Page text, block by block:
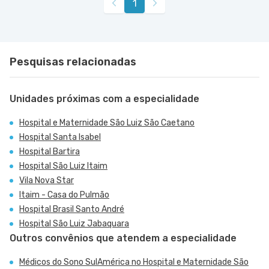
1
Pesquisas relacionadas
Unidades próximas com a especialidade
Hospital e Maternidade São Luiz São Caetano
Hospital Santa Isabel
Hospital Bartira
Hospital São Luiz Itaim
Vila Nova Star
Itaim - Casa do Pulmão
Hospital Brasil Santo André
Hospital São Luiz Jabaquara
Outros convênios que atendem a especialidade
Médicos do Sono SulAmérica no Hospital e Maternidade São